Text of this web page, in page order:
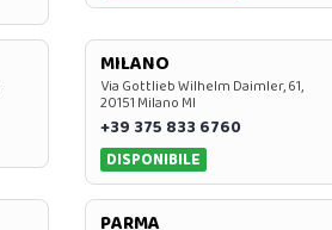
MILANO
Via Gottlieb Wilhelm Daimler, 61,
20151 Milano MI
+39 375 833 6760
DISPONIBILE
PARMA